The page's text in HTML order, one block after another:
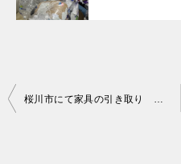
投
桜川市にて家具の引き取り お客様の声